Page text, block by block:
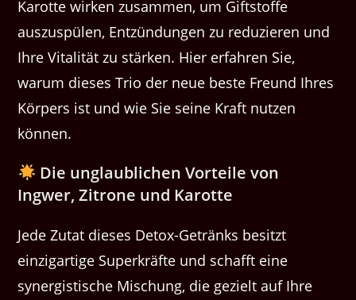
Karotte wirken zusammen, um Giftstoffe
auszuspülen, Entzündungen zu reduzieren und
Ihre Vitalität zu stärken. Hier erfahren Sie,
warum dieses Trio der neue beste Freund Ihres
Körpers ist und wie Sie seine Kraft nutzen
können.
Die unglaublichen Vorteile von
Ingwer, Zitrone und Karotte
Jede Zutat dieses Detox-Getränks besitzt
einzigartige Superkräfte und schafft eine
synergistische Mischung, die gezielt auf Ihre